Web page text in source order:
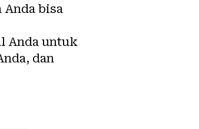
Anda bisa
Anda untuk
dan